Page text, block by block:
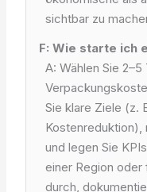
sichtbar zu
F: Wie starte ich
A: Wählen Sie 2–5
Sie klare Ziele (z.
Kostenreduktion),
und legen Sie
einer Region oder
durch,